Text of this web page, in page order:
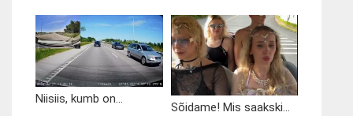
Niisiis, kumb on...
Sõidame! Mis saakski...